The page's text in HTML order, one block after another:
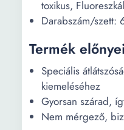
toxikus,
Darabszám/szett:
Termék
Speciális
kiemeléséhez
Gyorsan szárad,
Nem mérgező,